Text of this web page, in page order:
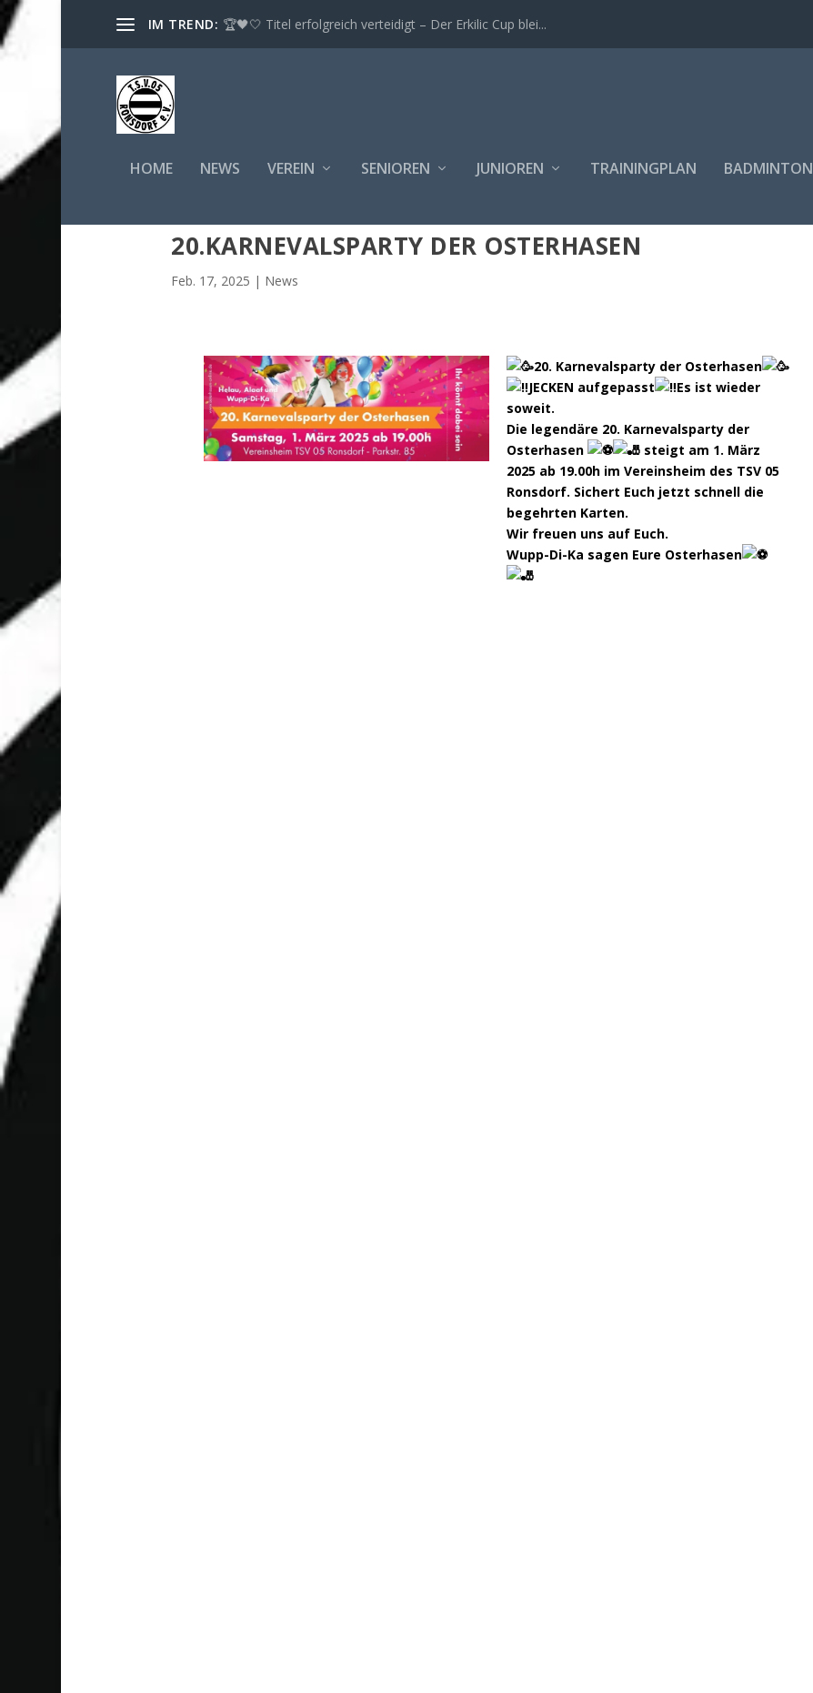
IM TREND: 🏆🖤🤍 Titel erfolgreich verteidigt – Der Erkilic Cup blei...
HOME NEWS VEREIN SENIOREN JUNIOREN TRAININGPLAN BADMINTON
20.KARNEVALSPARTY DER OSTERHASEN
Feb. 17, 2025 | News
20. Karnevalsparty der Osterhasen
JECKEN aufgepasst
Es ist wieder
soweit.
Die legendäre 20. Karnevalsparty der
Osterhasen
steigt am 1. März
2025 ab 19.00h im Vereinsheim des TSV 05
Ronsdorf. Sichert Euch jetzt schnell die
begehrten Karten.
Wir freuen uns auf Euch.
Wupp-Di-Ka sagen Eure Osterhasen